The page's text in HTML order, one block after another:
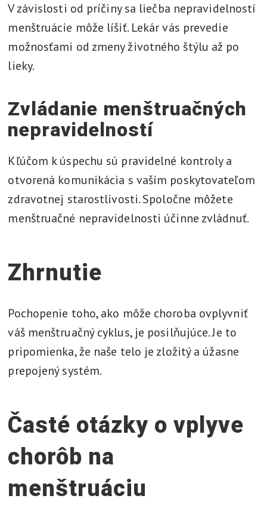
V závislosti od príčiny sa liečba nepravidelností
menštruácie môže líšiť. Lekár vás prevedie
možnosťami od zmeny životného štýlu až po
lieky.
Zvládanie menštruačných
nepravidelností
Kľúčom k úspechu sú pravidelné kontroly a
otvorená komunikácia s vaším poskytovateľom
zdravotnej starostlivosti. Spoločne môžete
menštruačné nepravidelnosti účinne zvládnuť.
Zhrnutie
Pochopenie toho, ako môže choroba ovplyvniť
váš menštruačný cyklus, je posilňujúce. Je to
pripomienka, že naše telo je zložitý a úžasne
prepojený systém.
Časté otázky o vplyve
chorôb na
menštruáciu